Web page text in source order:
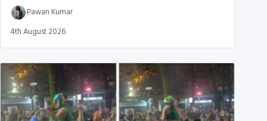
Pawan Kumar
4th August 2026